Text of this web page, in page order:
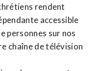
rendent
accessible
personnes sur nos
chaîne de télévision